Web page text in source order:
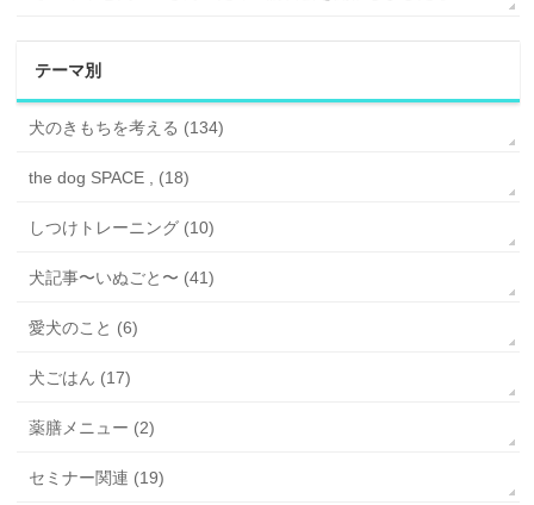
テーマ別
犬のきもちを考える (134)
the dog SPACE , (18)
しつけトレーニング (10)
犬記事〜いぬごと〜 (41)
愛犬のこと (6)
犬ごはん (17)
薬膳メニュー (2)
セミナー関連 (19)